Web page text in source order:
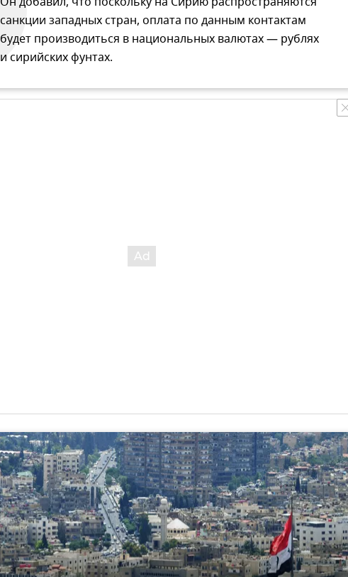
санкции западных стран, оплата по данным контактам
будет производиться в национальных валютах — рублях
и сирийских фунтах.